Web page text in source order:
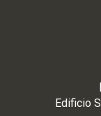
Edificio